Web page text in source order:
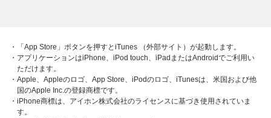
・「App Store」ボタンを押すとiTunes （外部サイト）が起動します。
・アプリケーションはiPhone、iPod touch、iPadまたはAndroidでご利用い
ただけます。
・Apple、Appleのロゴ、App Store、iPodのロゴ、iTunesは、米国および他
国のApple Inc.の登録商標です。
・iPhone商標は、アイホン株式会社のライセンスに基づき使用されていま
す。